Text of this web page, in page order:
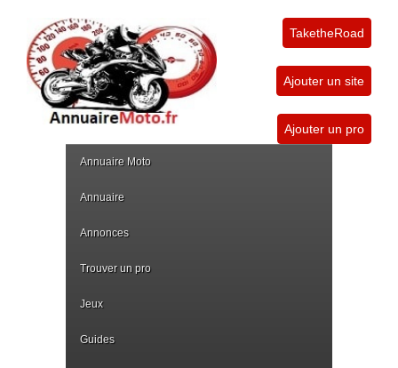
TaketheRoad
Ajouter un site
Ajouter un pro
Annuaire Moto
Annuaire
Annonces
Trouver un pro
Jeux
Guides